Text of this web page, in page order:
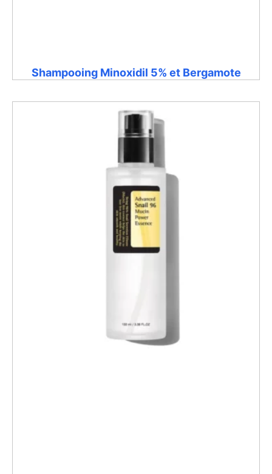
Shampooing Minoxidil 5% et Bergamote